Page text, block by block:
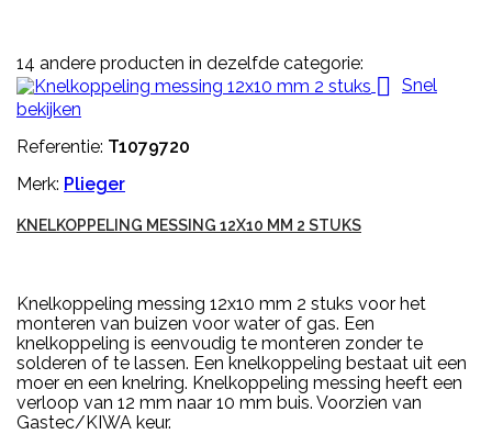
14 andere producten in dezelfde categorie:
 Snel
bekijken
Referentie: T1079720
Merk: Plieger
KNELKOPPELING MESSING 12X10 MM 2 STUKS
Knelkoppeling messing 12x10 mm 2 stuks voor het
monteren van buizen voor water of gas. Een
knelkoppeling is eenvoudig te monteren zonder te
solderen of te lassen. Een knelkoppeling bestaat uit een
moer en een knelring. Knelkoppeling messing heeft een
verloop van 12 mm naar 10 mm buis. Voorzien van
Gastec/KIWA keur.